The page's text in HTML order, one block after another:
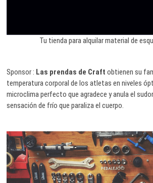
Tu tienda para alquilar material de
Sponsor : Las prendas de Craft obtienen su
temperatura corporal de los atletas en niveles
microclima perfecto que agradece y anula el
sensación de frío que paraliza el cuerpo.